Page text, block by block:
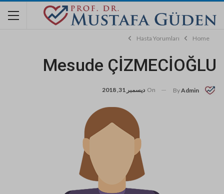
Home
Hasta Yorumları
Mesude ÇİZMECİOĞLU
ByAdmin
On ديسمبر 31, 2018